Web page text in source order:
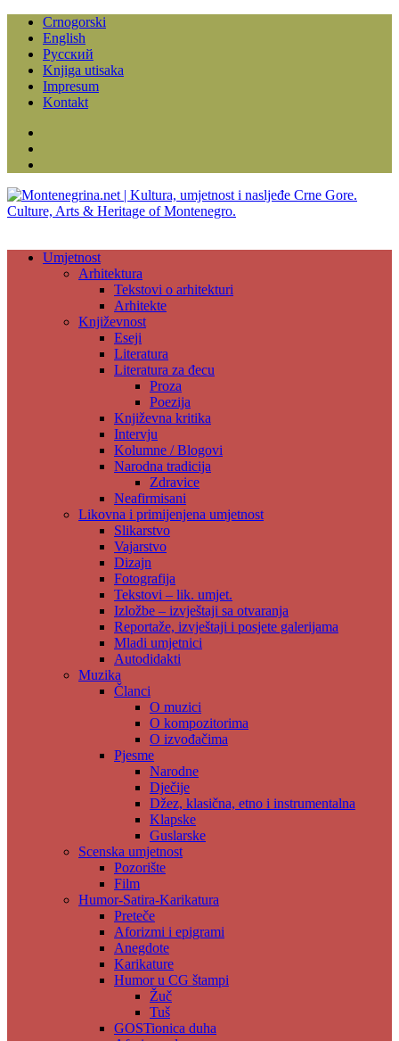
Crnogorski
English
Русский
Knjiga utisaka
Impresum
Kontakt
Umjetnost
Arhitektura
Tekstovi o arhitekturi
Arhitekte
Književnost
Eseji
Literatura
Literatura za đecu
Proza
Poezija
Književna kritika
Intervju
Kolumne / Blogovi
Narodna tradicija
Zdravice
Neafirmisani
Likovna i primijenjena umjetnost
Slikarstvo
Vajarstvo
Dizajn
Fotografija
Tekstovi – lik. umjet.
Izložbe – izvještaji sa otvaranja
Reportaže, izvještaji i posjete galerijama
Mladi umjetnici
Autodidakti
Muzika
Članci
O muzici
O kompozitorima
O izvođačima
Pjesme
Narodne
Dječije
Džez, klasična, etno i instrumentalna
Klapske
Guslarske
Scenska umjetnost
Pozorište
Film
Humor-Satira-Karikatura
Preteče
Aforizmi i epigrami
Anegdote
Karikature
Humor u CG štampi
Žuč
Tuš
GOSTionica duha